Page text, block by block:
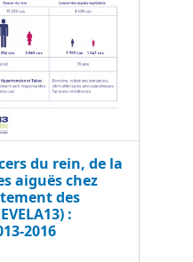
du rein, de la
aiguës chez
des
: